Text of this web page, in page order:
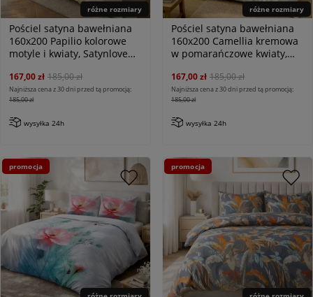
różne rozmiary
Pościel satyna bawełniana
160x200 Papilio kolorowe
motyle i kwiaty, Satynlove
167,00 zł 185,00 zł
Najniższa cena z 30 dni przed tą promocją:
185,00 zł
wysyłka 24h
różne rozmiary
Pościel satyna bawełniana
160x200 Camellia kremowa
w pomarańczowe kwiaty,
167,00 zł 185,00 zł
Najniższa cena z 30 dni przed tą promocją:
185,00 zł
wysyłka 24h
promocja promocja